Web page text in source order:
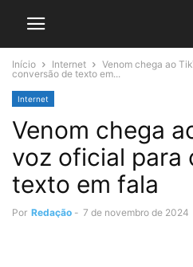
Início Internet
Venom chega ao
conversão de texto em...
Internet
Venom chega
voz oficial para
texto em fala
Por Redação - 7 de novembro de 2024